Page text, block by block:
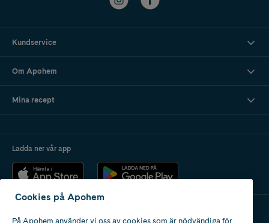
Kundservice
Om Apohem
Mina recept
Ladda ner vår app
Cookies på Apohem
På Apohem använder vi oss av cookies som är nödvändiga för